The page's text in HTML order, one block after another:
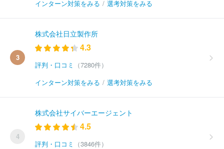
インターン対策をみる / 選考対策をみる
3
株式会社日立製作所
4.3
評判・口コミ
（7280件）
インターン対策をみる / 選考対策をみる
4
株式会社サイバーエージェント
4.5
評判・口コミ
（3846件）